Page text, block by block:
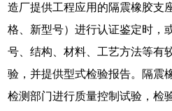
造厂提供工程应用的隔震橡胶支
格、新型号）进行认证鉴定时，
号、结构、材料、工艺方法等有
验，并提供型式检验报告。隔震
检测部门进行质量控制试验，检